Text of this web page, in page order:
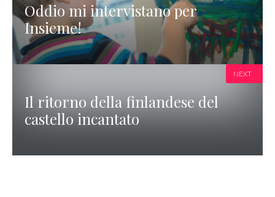
Oddio mi intervistano per
Insieme!
Il ritorno della finlandese del
castello incantato
NEXT